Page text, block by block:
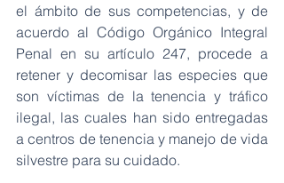
el ámbito de sus competencias, y de
acuerdo al Código Orgánico Integral
Penal en su artículo 247, procede a
retener y decomisar las especies que
son víctimas de la tenencia y tráfico
ilegal, las cuales han sido entregadas
a centros de tenencia y manejo de vida
silvestre para su cuidado.